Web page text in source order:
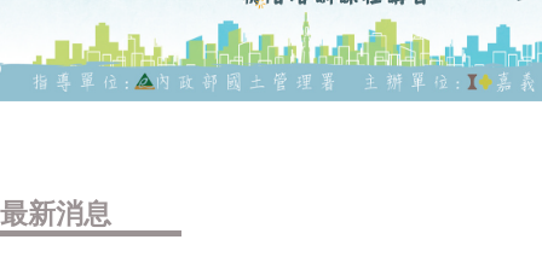
最新消息